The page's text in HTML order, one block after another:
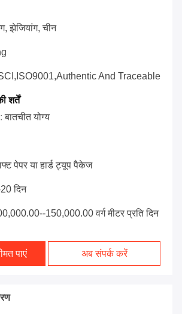
झेजियांग, चीन
And Traceable
शर्तें
बातचीत योग्य
पेपर या हार्ड ट्यूप पैकेज
दिन
150,000.00 वर्ग मीटर प्रति दिन
पाएं अब संपर्क करें